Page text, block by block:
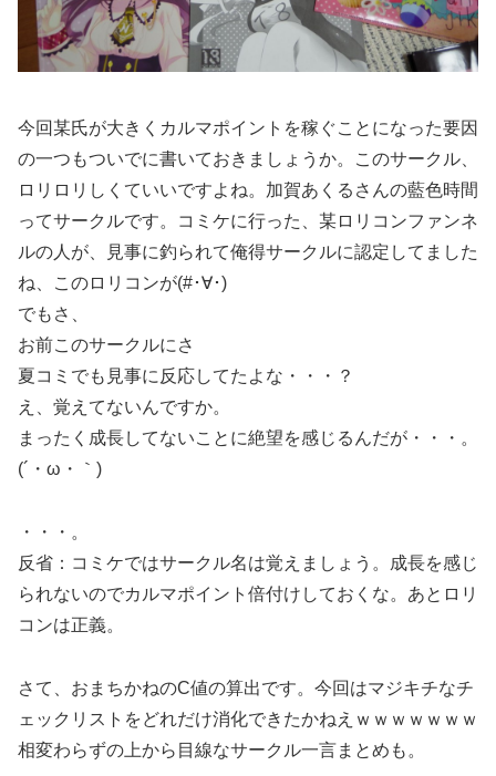
今回某氏が大きくカルマポイントを稼ぐことになった要因
の一つもついでに書いておきましょうか。このサークル、
ロリロリしくていいですよね。加賀あくるさんの藍色時間
ってサークルです。コミケに行った、某ロリコンファンネ
ルの人が、見事に釣られて俺得サークルに認定してました
ね、このロリコンが(#･∀･)
でもさ、
お前このサークルにさ
夏コミでも見事に反応してたよな・・・？
え、覚えてないんですか。
まったく成長してないことに絶望を感じるんだが・・・。
(´・ω・｀)
・・・。
反省：コミケではサークル名は覚えましょう。成長を感じ
られないのでカルマポイント倍付けしておくな。あとロリ
コンは正義。
さて、おまちかねのC値の算出です。今回はマジキチなチ
ェックリストをどれだけ消化できたかねえｗｗｗｗｗｗｗ
相変わらずの上から目線なサークル一言まとめも。